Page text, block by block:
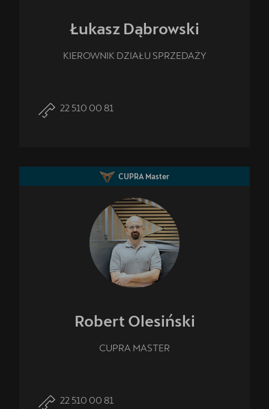
Łukasz Dąbrowski
KIEROWNIK DZIAŁU SPRZEDAŻY
22 510 00 81
CUPRA Master
Robert Olesiński
CUPRA MASTER
22 510 00 81